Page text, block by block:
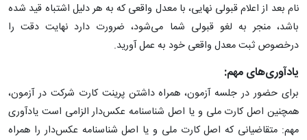
نام بعد از اعلام قبولی نهایی، با معدل واقعی که به هر دلیل اشتباه قید شده
باشد، منجر به لغو قبولی شما می‌شود، ضرورت دارد نهایت دقت را
درخصوص ثبت معدل واقعی خود به عمل آورید.
یادآوری‌های مهم:
برای حضور در جلسه آزمون، همراه داشتن پرینت کارت شرکت در آزمون‌،
همچنین اصل کارت ملی و یا اصل شناسنامه عکس‌دار الزامی است یادآوری
مهم: متقاضیانی که اصل کارت ملی و یا اصل شناسنامه عکس‌دار را همراه